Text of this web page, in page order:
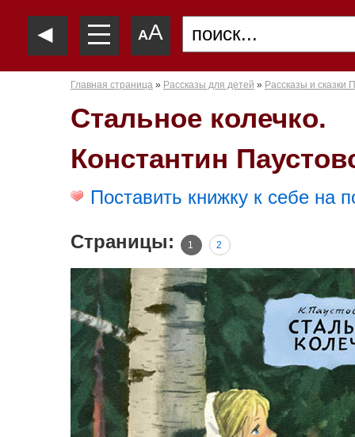
◄ —
—
— AA
Главная страница » Рассказы для детей » Рассказы и сказки
Стальное колечко.
Константин
Поставить книжку к себе на
Страницы: 1 2